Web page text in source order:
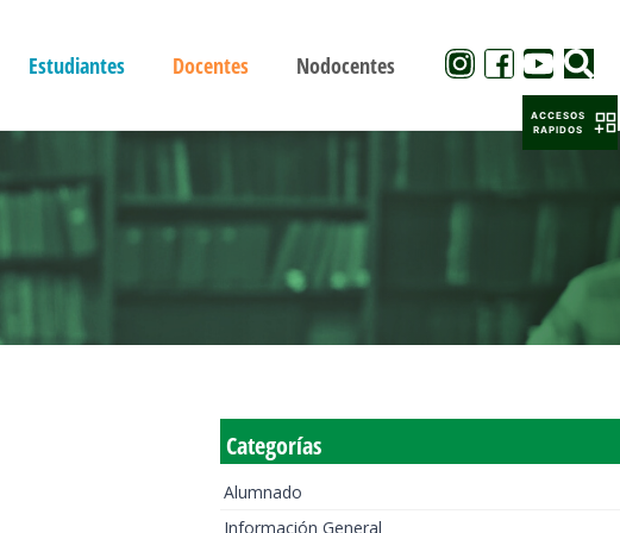
Estudiantes Docentes Nodocentes
Categorías
Alumnado
Información General
ACCESOS
RAPIDOS